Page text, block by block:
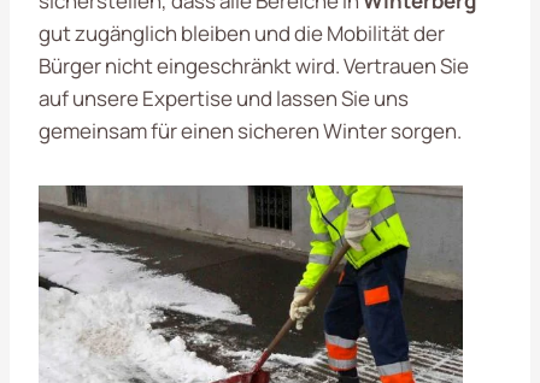
gut zugänglich bleiben und die Mobilität der
Bürger nicht eingeschränkt wird. Vertrauen Sie
auf unsere Expertise und lassen Sie uns
gemeinsam für einen sicheren Winter sorgen.